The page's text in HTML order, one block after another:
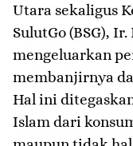
Utara sekaligus
SulutGo (BSG),
mengeluarkan
membanjirnya
Hal ini
Islam dari